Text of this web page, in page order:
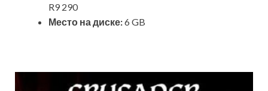
R9 290
Место на диске:6 GB